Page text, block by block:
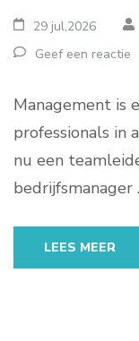
29 jul,2026
Geef een reactie
Management is
professionals in
nu een
bedrijfsmanager
LEES MEER